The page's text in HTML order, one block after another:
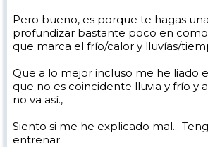
Pero bueno, es porque te hagas
profundizar bastante poco en
que marca el frío/calor y lluvías/
Que a lo mejor incluso me he liado
que no es coincidente lluvia y frío y
no va así.,
Siento si me he explicado mal...
entrenar.